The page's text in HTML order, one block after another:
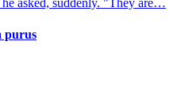
asked, suddenly. "They are…
purus